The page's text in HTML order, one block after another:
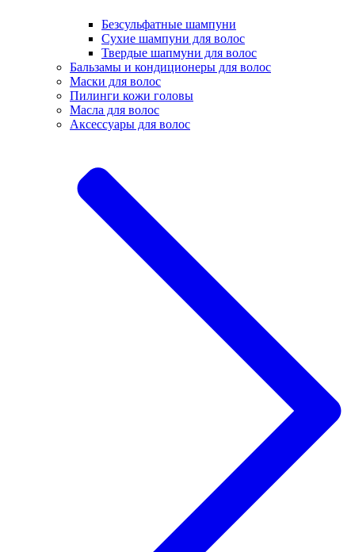
Безсульфатные шампуни
Сухие шампуни для волос
Твердые шапмуни для волос
Бальзамы и кондиционеры для волос
Маски для волос
Пилинги кожи головы
Масла для волос
Аксессуары для волос